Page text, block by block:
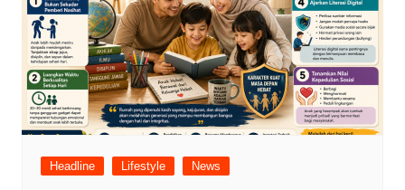
Headline Lifestyle News